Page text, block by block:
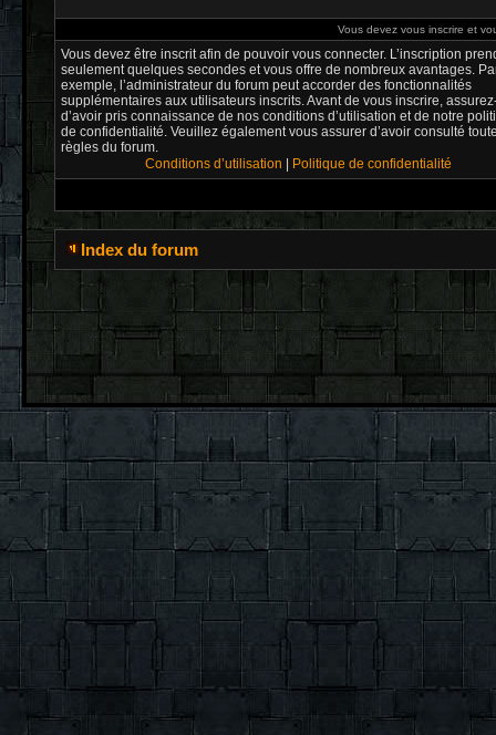
Vous devez vous inscrire et
Vous devez être inscrit afin de pouvoir vous connecter. L’inscription
seulement quelques secondes et vous offre de nombreux avantages.
exemple, l’administrateur du forum peut accorder des fonctionnalités
supplémentaires aux utilisateurs inscrits. Avant de vous inscrire,
d’avoir pris connaissance de nos conditions d’utilisation et de notre
de confidentialité. Veuillez également vous assurer d’avoir consulté
règles du forum.
Conditions d’utilisation
Politique de confidentialité
Index du forum